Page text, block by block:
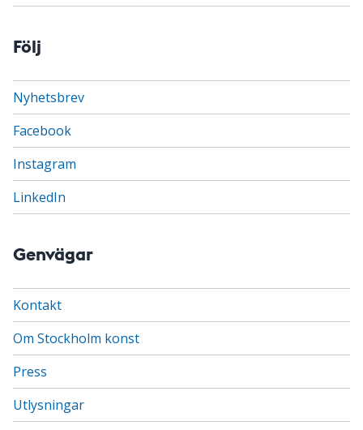
Följ
Nyhetsbrev
Facebook
Instagram
LinkedIn
Genvägar
Kontakt
Om Stockholm konst
Press
Utlysningar